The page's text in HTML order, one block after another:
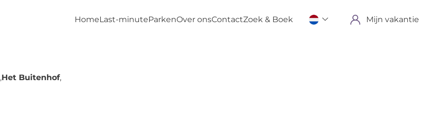
HomeLast-minuteParkenOver onsContactZoek & Boek Mijn vakantie
,Het Buitenhof,